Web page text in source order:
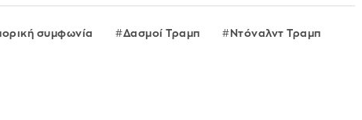
συμφωνία Δασμοί Τραμπ Ντόναλντ Τραμπ